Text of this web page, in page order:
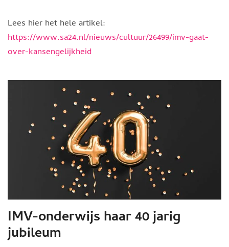
Lees hier het hele artikel:
https://www.sa24.nl/nieuws/cultuur/26499/imv-gaat-
over-kansengelijkheid
IMV-onderwijs haar 40 jarig
jubileum